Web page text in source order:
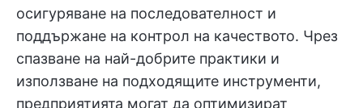
осигуряване на последователност и
поддържане на контрол на качеството. Чрез
спазване на най-добрите практики и
използване на подходящите инструменти,
предприятията могат да оптимизират